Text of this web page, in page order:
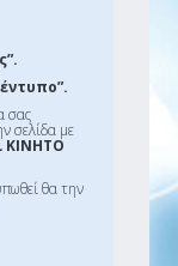
σας
σελίδα με
ΚΙΝΗΤΟ
θα την